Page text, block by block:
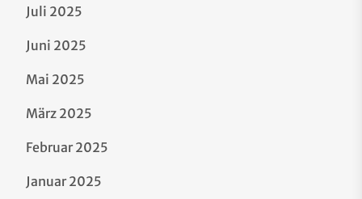
Juli 2025
Juni 2025
Mai 2025
März 2025
Februar 2025
Januar 2025